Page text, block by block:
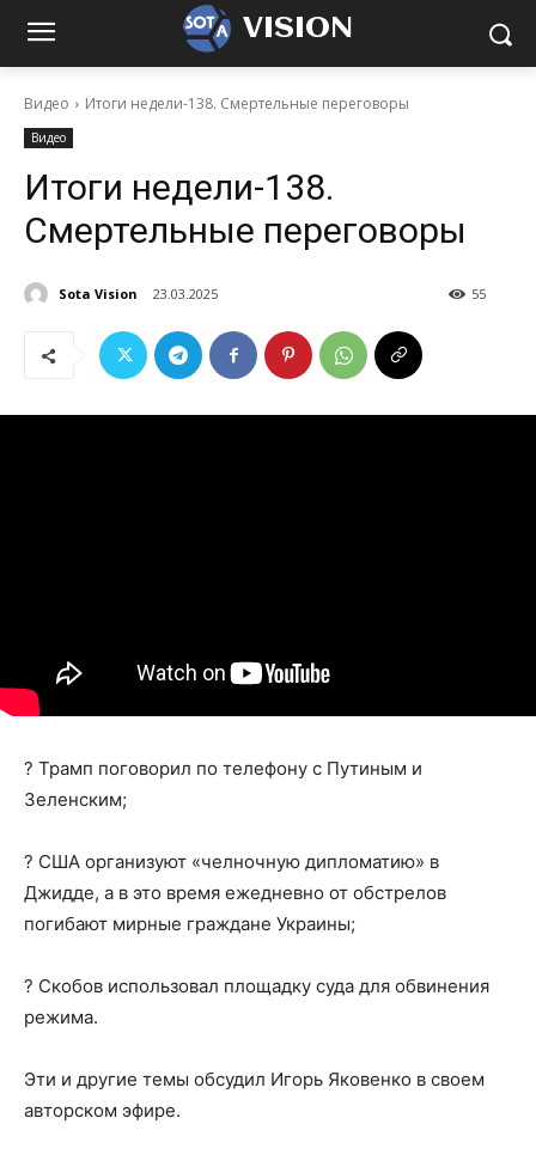
VISION
Видео Итоги недели-138. Смертельные переговоры
Видео
Итоги недели-138.
Смертельные переговоры
Sota Vision 23.03.2025 55
? Трамп поговорил по телефону с Путиным и
Зеленским;
? США организуют «челночную дипломатию» в
Джидде, а в это время ежедневно от обстрелов
погибают мирные граждане Украины;
? Скобов использовал площадку суда для обвинения
режима.
Эти и другие темы обсудил Игорь Яковенко в своем
авторском эфире.